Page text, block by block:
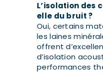
L’isolation des
elle du bruit ?
Oui, certains
les laines
offrent
d’isolation
performances